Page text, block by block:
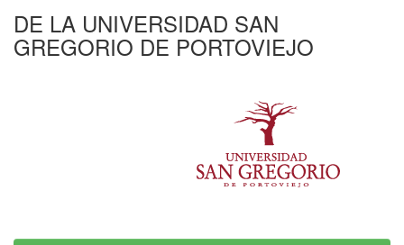
DE LA UNIVERSIDAD SAN
GREGORIO DE PORTOVIEJO